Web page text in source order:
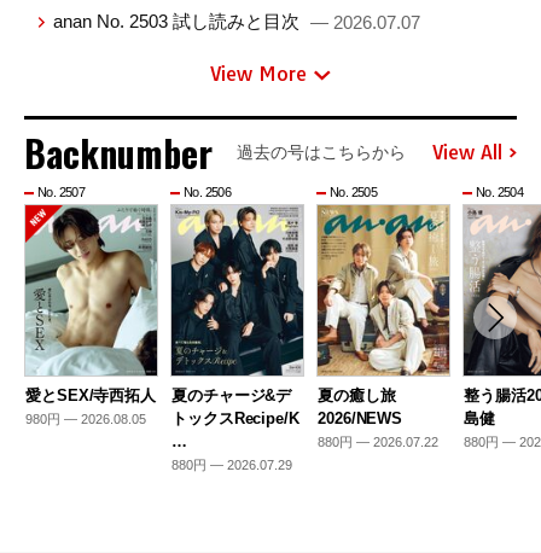
anan No. 2503 試し読みと目次 — 2026.07.07
View More
Backnumber 過去の号はこちらから View All
No. 2507
愛とSEX/寺西拓人
980円 — 2026.08.05
No. 2506
夏のチャージ&デ
トックスRecipe/K
…
880円 — 2026.07.29
No. 2505
夏の癒し旅
2026/NEWS
880円 — 2026.07.22
No. 2504
整う腸活
島健
880円 —